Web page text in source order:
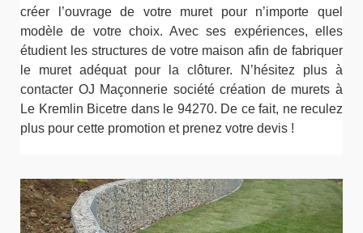
créer l’ouvrage de votre muret pour n’importe quel
modèle de votre choix. Avec ses expériences, elles
étudient les structures de votre maison afin de fabriquer
le muret adéquat pour la clôturer. N’hésitez plus à
contacter OJ Maçonnerie société création de murets à
Le Kremlin Bicetre dans le 94270. De ce fait, ne reculez
plus pour cette promotion et prenez votre devis !